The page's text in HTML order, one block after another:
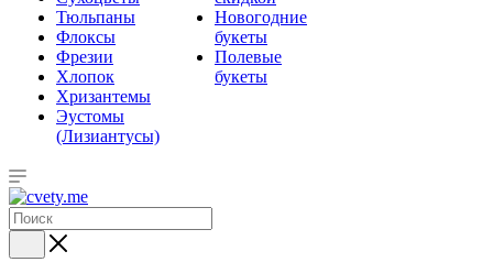
Тюльпаны
Флоксы
Фрезии
Хлопок
Хризантемы
Эустомы
(Лизиантусы)
Новогодние
букеты
Полевые
букеты